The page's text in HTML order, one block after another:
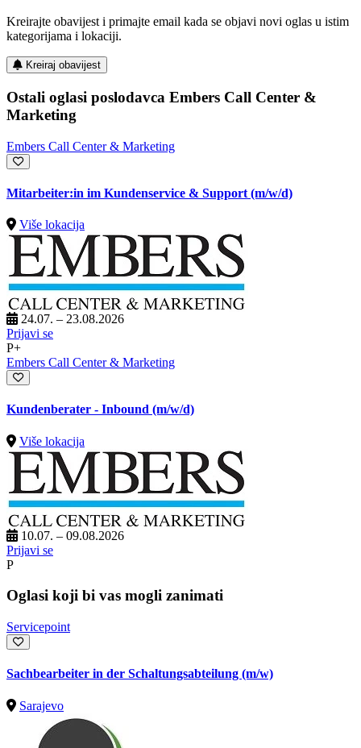
Kreirajte obavijest i primajte email kada se objavi novi oglas u istim
kategorijama i lokaciji.
Kreiraj obavijest
Ostali oglasi poslodavca Embers Call Center &
Marketing
Embers Call Center & Marketing
Mitarbeiter:in im Kundenservice & Support (m/w/d)
Više lokacija
24.07. – 23.08.2026
Prijavi se
P+
Embers Call Center & Marketing
Kundenberater - Inbound (m/w/d)
Više lokacija
10.07. – 09.08.2026
Prijavi se
P
Oglasi koji bi vas mogli zanimati
Servicepoint
Sachbearbeiter in der Schaltungsabteilung (m/w)
Sarajevo